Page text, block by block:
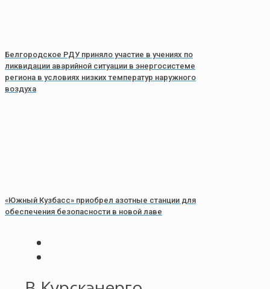
Белгородское РДУ приняло участие в учениях по
ликвидации аварийной ситуации в энергосистеме
региона в условиях низких температур наружного
воздуха
«Южный Кузбасс» приобрел азотные станции для
обеспечения безопасности в новой лаве